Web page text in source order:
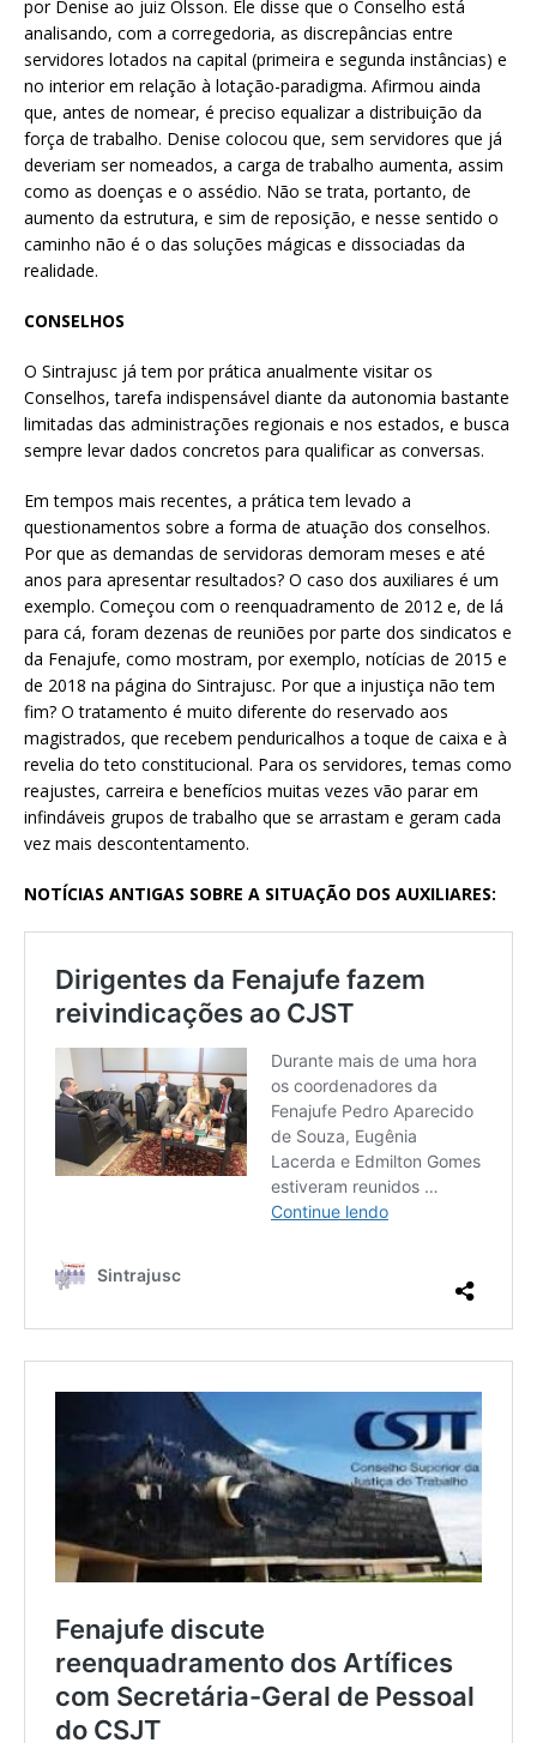
por Denise ao juiz Olsson. Ele disse que o Conselho está
analisando, com a corregedoria, as discrepâncias entre
servidores lotados na capital (primeira e segunda instâncias) e
no interior em relação à lotação-paradigma. Afirmou ainda
que, antes de nomear, é preciso equalizar a distribuição da
força de trabalho. Denise colocou que, sem servidores que já
deveriam ser nomeados, a carga de trabalho aumenta, assim
como as doenças e o assédio. Não se trata, portanto, de
aumento da estrutura, e sim de reposição, e nesse sentido o
caminho não é o das soluções mágicas e dissociadas da
realidade.
CONSELHOS
O Sintrajusc já tem por prática anualmente visitar os
Conselhos, tarefa indispensável diante da autonomia bastante
limitadas das administrações regionais e nos estados, e busca
sempre levar dados concretos para qualificar as conversas.
Em tempos mais recentes, a prática tem levado a
questionamentos sobre a forma de atuação dos conselhos.
Por que as demandas de servidoras demoram meses e até
anos para apresentar resultados? O caso dos auxiliares é um
exemplo. Começou com o reenquadramento de 2012 e, de lá
para cá, foram dezenas de reuniões por parte dos sindicatos e
da Fenajufe, como mostram, por exemplo, notícias de 2015 e
de 2018 na página do Sintrajusc. Por que a injustiça não tem
fim? O tratamento é muito diferente do reservado aos
magistrados, que recebem penduricalhos a toque de caixa e à
revelia do teto constitucional. Para os servidores, temas como
reajustes, carreira e benefícios muitas vezes vão parar em
infindáveis grupos de trabalho que se arrastam e geram cada
vez mais descontentamento.
NOTÍCIAS ANTIGAS SOBRE A SITUAÇÃO DOS AUXILIARES: